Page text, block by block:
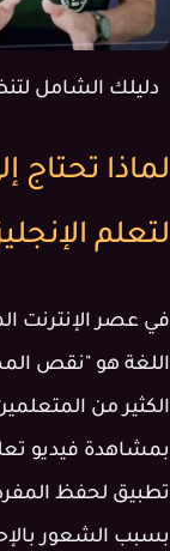
دليلك الشامل
لماذا
لتعلم
في عصر الإنترنت
اللغة هو "نقص
الكثير من
بمشاهدة فيديو
تطبيق لحفظ
بسبب الشعور